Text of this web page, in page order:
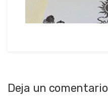
Deja un comentario